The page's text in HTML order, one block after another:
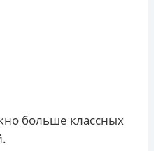
больше классных